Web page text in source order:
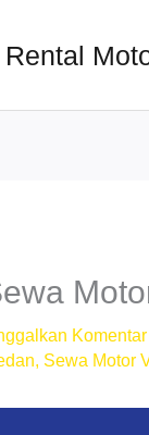
Rental
Komentar
, Sewa Motor